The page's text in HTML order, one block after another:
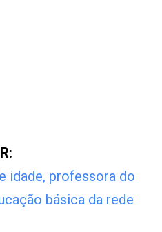
idade, professora do
básica da rede